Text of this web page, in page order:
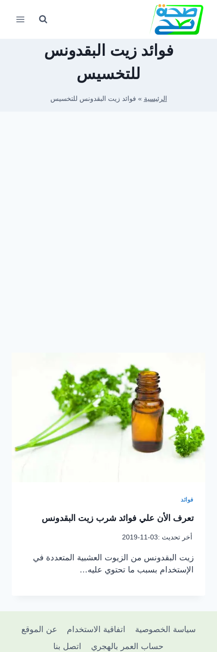
التجاوز
المحتوى
فوائد زيت البقدونس
للتخسيس
الرئيسية » فوائد زيت البقدونس للتخسيس
فوائد
تعرف الأن علي فوائد شرب زيت البقدونس
أخر تحديث :2019-11-03
زيت البقدونس من الزيوت العشبية المتعددة في
الإستخدام بسبب ما تحتوي عليه…
سياسة الخصوصية اتفاقية الاستخدام
عن الموقع
حساب العمر بالهجري
اتصل بنا